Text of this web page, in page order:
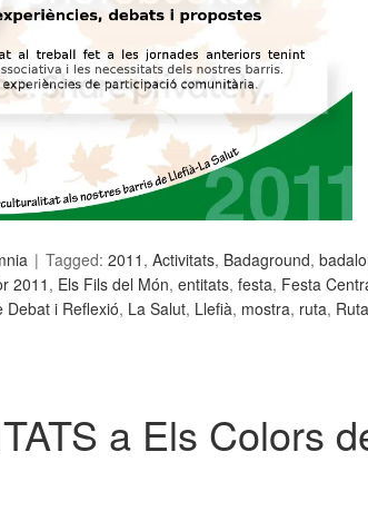
Tagged: 2011 , Activitats, Badaground,
2011, Els Fils del Món, entitats, festa, Festa
Debat i Reflexió, La Salut, Llefià, mostra, ruta, Ruta
a Els Colors